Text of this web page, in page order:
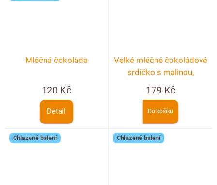
Mléčná čokoláda
120 Kč
Detail
Velké mléčné čokoládové
srdíčko s malinou,
pistáciemi a bílou
čokoládou
179 Kč
Do košíku
Chlazené balení Chlazené balení